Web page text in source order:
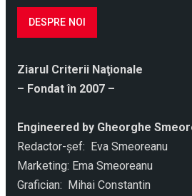
DESPRE NOI
Ziarul Criterii Naţionale
– Fondat în 2007 –
Engineered by Gheorghe
Redactor-şef: Eva Smeoreanu
Marketing: Ema Smeoreanu
Grafician: Mihai Constantin